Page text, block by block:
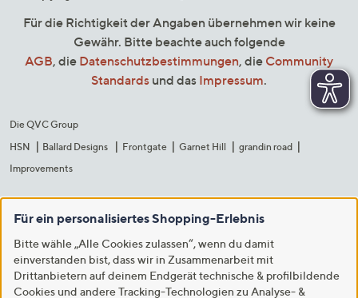
Für die Richtigkeit der Angaben übernehmen wir keine
Gewähr. Bitte beachte auch folgende
AGB, die Datenschutzbestimmungen, die Community
Standards und das Impressum.
Die QVC Group
HSN
Ballard Designs Frontgate Garnet Hill
grandin road
Improvements
Für ein personalisiertes Shopping-Erlebnis
Bitte wähle „Alle Cookies zulassen“, wenn du damit
einverstanden bist, dass wir in Zusammenarbeit mit
Drittanbietern auf deinem Endgerät technische & profilbildende
Cookies und andere Tracking-Technologien zu Analyse- &